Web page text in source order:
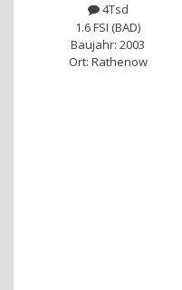
4Tsd
1.6 FSI (BAD)
Baujahr: 2003
Ort: Rathenow